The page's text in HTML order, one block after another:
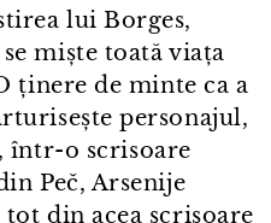
lui Borges,
miște toată viața
de minte ca a
personajul,
într⁠-⁠o scrisoare
Peč, Arsenije
din acea scrisoare